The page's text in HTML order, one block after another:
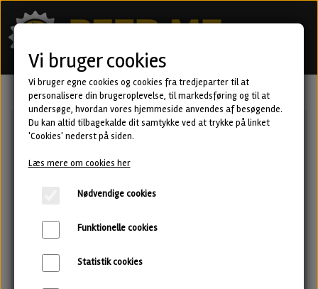
Vi bruger cookies
Vi bruger egne cookies og cookies fra tredjeparter til at
personalisere din brugeroplevelse, til markedsføring og til at
undersøge, hvordan vores hjemmeside anvendes af besøgende.
Du kan altid tilbagekalde dit samtykke ved at trykke på linket
'Cookies' nederst på siden.
Læs mere om cookies her
Nødvendige cookies
Funktionelle cookies
Statistik cookies